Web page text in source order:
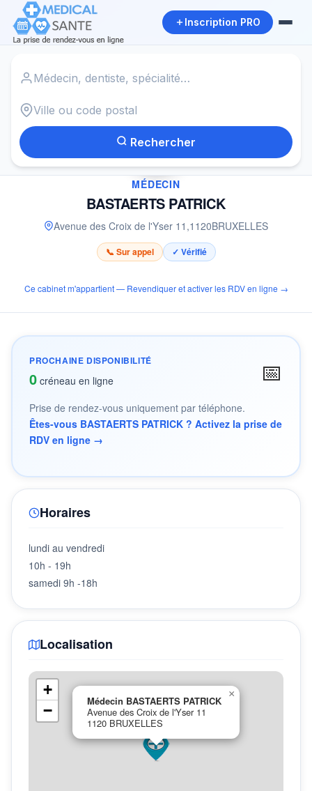
Inscription PRO
Rechercher
✓
MÉDECIN
BASTAERTS PATRICK
Avenue des Croix de l'Yser 11 ,1120BRUXELLES
📞 Sur appel ✓ Vérifié
Ce cabinet m'appartient — Revendiquer et activer les RDV en ligne →
PROCHAINE DISPONIBILITÉ
0 créneau en ligne 📅
Prise de rendez-vous uniquement par téléphone.
Êtes-vous BASTAERTS PATRICK ? Activez la prise de
RDV en ligne →
Horaires
lundi au vendredi
10h - 19h
samedi 9h -18h
Localisation
Médecin BASTAERTS PATRICK
Avenue des Croix de l'Yser 11
1120 BRUXELLES
×
+
−